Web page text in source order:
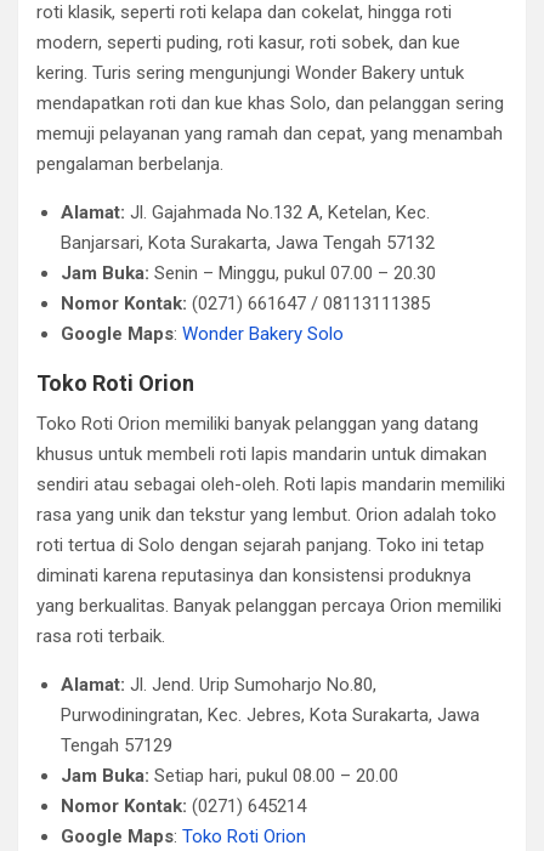
roti klasik, seperti roti kelapa dan cokelat, hingga roti
modern, seperti puding, roti kasur, roti sobek, dan kue
kering. Turis sering mengunjungi Wonder Bakery untuk
mendapatkan roti dan kue khas Solo, dan pelanggan sering
memuji pelayanan yang ramah dan cepat, yang menambah
pengalaman berbelanja.
Alamat: Jl. Gajahmada No.132 A, Ketelan, Kec.
Banjarsari, Kota Surakarta, Jawa Tengah 57132
Jam Buka: Senin – Minggu, pukul 07.00 – 20.30
Nomor Kontak: (0271) 661647 / 08113111385
Google Maps: Wonder Bakery Solo
Toko Roti Orion
Toko Roti Orion memiliki banyak pelanggan yang datang
khusus untuk membeli roti lapis mandarin untuk dimakan
sendiri atau sebagai oleh-oleh. Roti lapis mandarin memiliki
rasa yang unik dan tekstur yang lembut. Orion adalah toko
roti tertua di Solo dengan sejarah panjang. Toko ini tetap
diminati karena reputasinya dan konsistensi produknya
yang berkualitas. Banyak pelanggan percaya Orion memiliki
rasa roti terbaik.
Alamat: Jl. Jend. Urip Sumoharjo No.80,
Purwodiningratan, Kec. Jebres, Kota Surakarta, Jawa
Tengah 57129
Jam Buka: Setiap hari, pukul 08.00 – 20.00
Nomor Kontak: (0271) 645214
Google Maps: Toko Roti Orion